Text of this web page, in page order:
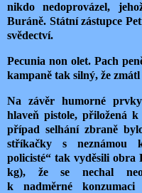
nikdo nedoprovázel,
Buráně. Státní zástupce
svědectví.
Pecunia non olet. Pach
kampaně tak silný, že zmátl
Na závěr humorné
hlaveň pistole, přiložená
případ selhání zbraně
stříkačky s neznámou
policisté“ tak vyděsili obra
kg), že se nechal
k nadměrné